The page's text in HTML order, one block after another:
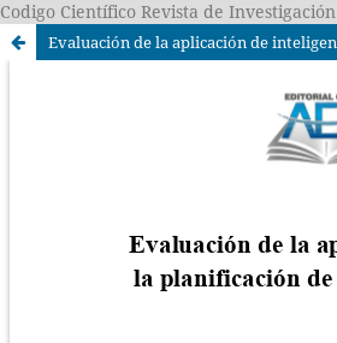
Codigo Científico Revista de Investigación